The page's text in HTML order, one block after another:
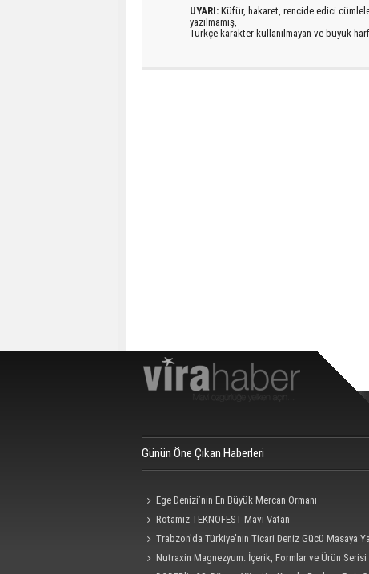
UYARI: Küfür, hakaret, rencide edici
yazılmamış,
Türkçe karakter kullanılmayan ve büyük
Günün Öne Çıkan Haberleri
Ege Denizi’nin En Büyük Mercan Ormanı
Rotamız TEKNOFEST Mavi Vatan
Trabzon'da Türkiye'nin Ticari Deniz Gücü Masaya
Nutraxin Magnezyum: İçerik, Formlar ve Ürün Serisi